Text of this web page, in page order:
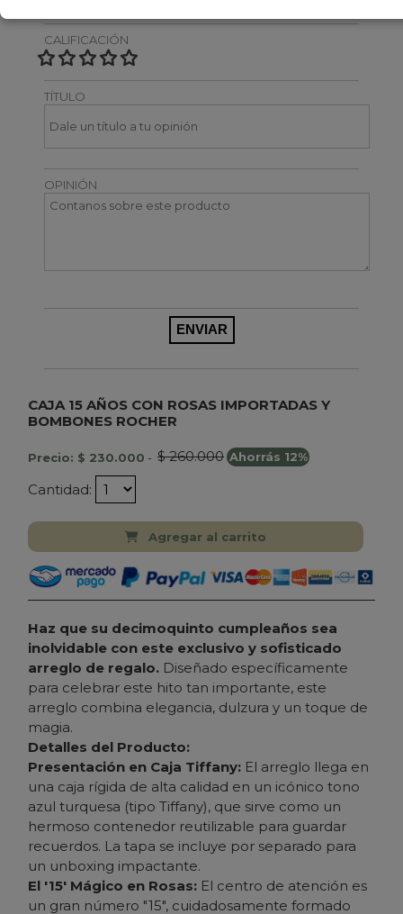
CALIFICACIÓN
TÍTULO
OPINIÓN
CAJA 15 AÑOS CON ROSAS IMPORTADAS Y
BOMBONES ROCHER
Precio: $ 230.000 - $ 260.000 Ahorrás 12%
Cantidad:
Agregar al carrito
Haz que su decimoquinto cumpleaños sea
inolvidable con este exclusivo y sofisticado
arreglo de regalo. Diseñado específicamente
para celebrar este hito tan importante, este
arreglo combina elegancia, dulzura y un toque de
magia.
Detalles del Producto:
Presentación en Caja Tiffany: El arreglo llega en
una caja rígida de alta calidad en un icónico tono
azul turquesa (tipo Tiffany), que sirve como un
hermoso contenedor reutilizable para guardar
recuerdos. La tapa se incluye por separado para
un unboxing impactante.
El '15' Mágico en Rosas: El centro de atención es
un gran número "15", cuidadosamente formado